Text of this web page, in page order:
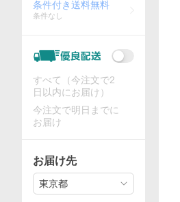
条件付き送料無料
条件なし
すべて（今注文で2
日以内にお届け）
今注文で明日までに
お届け
お届け先
東京都